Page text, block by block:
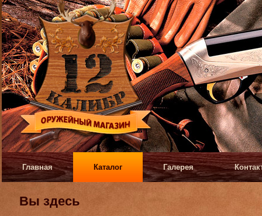
Главная Каталог Галерея
Вы здесь